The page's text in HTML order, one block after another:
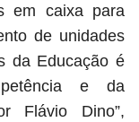
em caixa para
de unidades
da Educação é
e da
Flávio Dino”,